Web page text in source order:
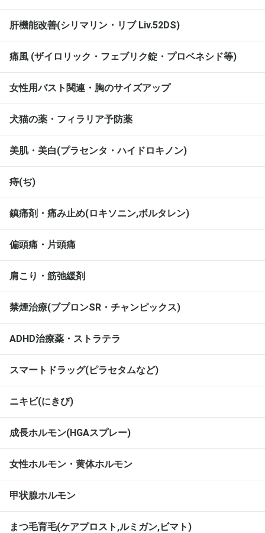
肝機能改善(シリマリン・リブ Liv.52DS)
痛風 (ザイロリック・フェブリク錠・プロベネシド等)
女性用バスト関連・胸のサイズアップ
犬猫の薬・フィラリア予防薬
美肌・美白(プラセンタ・ハイドロキノン)
痔(ぢ)
鎮痛剤・痛み止め(ロキソニン,ボルタレン)
偏頭痛・片頭痛
肩こり・筋弛緩剤
禁煙治療(ブプロンSR・チャンピックス)
ADHD治療薬・ストラテラ
スマートドラッグ(ピラセタムなど)
ニキビ(にきび)
成長ホルモン(HGAスプレー)
女性ホルモン・黄体ホルモン
甲状腺ホルモン
まつ毛育毛(ケアプロスト,ルミガン,ビマト)